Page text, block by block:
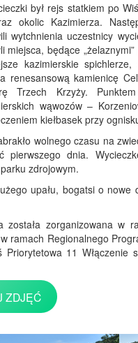
był rejs statkiem po
okolic Kazimierza.
wytchnienia uczestnicy
miejsca, będące
kazimierskie
renesansową kamienicę
Trzech Krzyży.
wąwozów –
kiełbasek przy
wolnego czasu na
pierwszego dnia.
zdrojowym.
upału, bogatsi o
została zorganizowana w
ramach Regionalnego
11 Włączenie
ZDJĘĆ